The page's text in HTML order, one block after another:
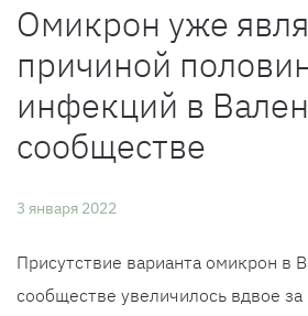
Омикрон уже
причиной
инфекций в
сообществе
3 января 2022
Присутствие варианта омикрон в
сообществе увеличилось вдвое